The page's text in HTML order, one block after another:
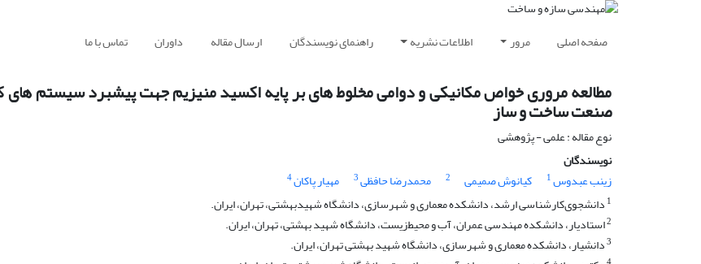
صفحه اصلی مرور اطلاعات نشریه راهنمای نویسندگان ارسال مقاله داوران تماس با ما
مطالعه مروری خواص مکانیکی و دوامی مخلوط های بر پایه اکسید منیزیم جهت پیشبرد سیستم
صنعت ساخت و ساز
نوع مقاله : علمی - پژوهشی
نویسندگان
زینب عبدوس1 کیانوش صمیمی 2 محمدرضا حافظی3 مهیار پاکان4
1 دانشجوی‌کارشناسی ارشد، دانشکده معماری و شهرسازی، دانشگاه شهید‌بهشتی، تهران، ایران.
2استادیار، دانشکده مهندسی عمران، آب و محیط‌زیست، دانشگاه شهید بهشتی، تهران، ایران.
3دانشیار، دانشکده معماری و شهرسازی، دانشگاه شهید بهشتی تهران، ایران.